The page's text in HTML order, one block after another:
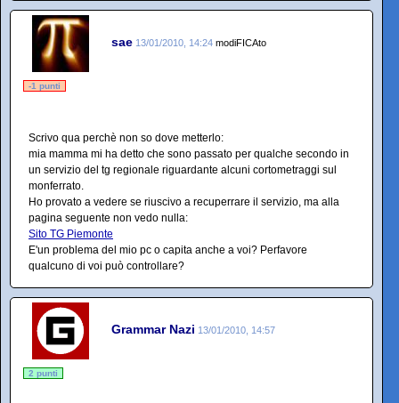
sae 13/01/2010, 14:24 modiFICAto
-1 punti
Scrivo qua perchè non so dove metterlo:
mia mamma mi ha detto che sono passato per qualche secondo in
un servizio del tg regionale riguardante alcuni cortometraggi sul
monferrato.
Ho provato a vedere se riuscivo a recuperrare il servizio, ma alla
pagina seguente non vedo nulla:
Sito TG Piemonte
E'un problema del mio pc o capita anche a voi? Perfavore
qualcuno di voi può controllare?
Grammar Nazi 13/01/2010, 14:57
2 punti